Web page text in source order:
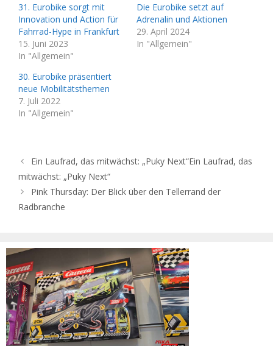
31. Eurobike sorgt mit
Innovation und Action für
Fahrrad-Hype in Frankfurt
15. Juni 2023
In "Allgemein"
Die Eurobike setzt auf
Adrenalin und Aktionen
29. April 2024
In "Allgemein"
30. Eurobike präsentiert
neue Mobilitätsthemen
7. Juli 2022
In "Allgemein"
Ein Laufrad, das mitwächst: „Puky Next“Ein Laufrad, das
mitwächst: „Puky Next“
Pink Thursday: Der Blick über den Tellerrand der
Radbranche